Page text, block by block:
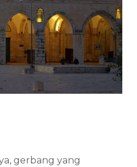
gerbang yang